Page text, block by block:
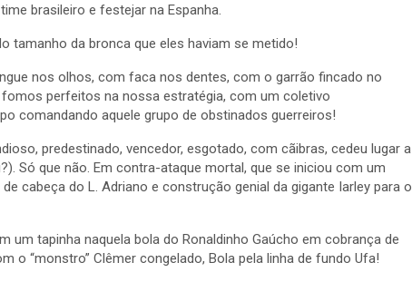
brasileiro e festejar na Espanha.
tamanho da bronca que eles haviam se metido!
nos olhos, com faca nos dentes, com o garrão fincado no
perfeitos na nossa estratégia, com um coletivo
comandando aquele grupo de obstinados guerreiros!
predestinado, vencedor, esgotado, com cãibras, cedeu lugar a
Só que não. Em contra-ataque mortal, que se iniciou com um
cabeça do L. Adriano e construção genial da gigante Iarley para o
um tapinha naquela bola do Ronaldinho Gaúcho em cobrança de
o “monstro” Clêmer congelado, Bola pela linha de fundo Ufa!